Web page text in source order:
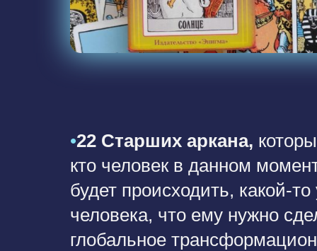
•22 Старших аркана,
кто человек в данном
будет происходить, какой-
человека, что ему нужно
глобальное